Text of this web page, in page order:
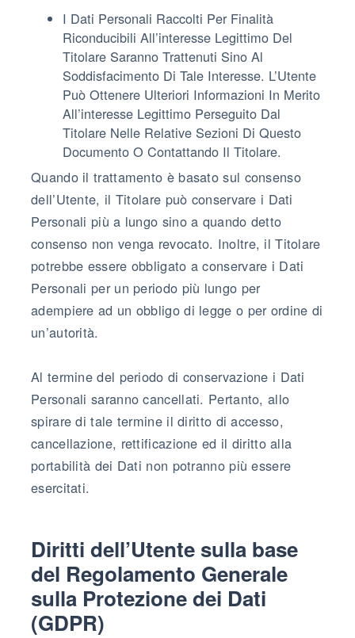
I Dati Personali Raccolti Per Finalità
Riconducibili All’interesse Legittimo Del
Titolare Saranno Trattenuti Sino Al
Soddisfacimento Di Tale Interesse. L’Utente
Può Ottenere Ulteriori Informazioni In Merito
All’interesse Legittimo Perseguito Dal
Titolare Nelle Relative Sezioni Di Questo
Documento O Contattando Il Titolare.
Quando il trattamento è basato sul consenso
dell’Utente, il Titolare può conservare i Dati
Personali più a lungo sino a quando detto
consenso non venga revocato. Inoltre, il Titolare
potrebbe essere obbligato a conservare i Dati
Personali per un periodo più lungo per
adempiere ad un obbligo di legge o per ordine di
un’autorità.
Al termine del periodo di conservazione i Dati
Personali saranno cancellati. Pertanto, allo
spirare di tale termine il diritto di accesso,
cancellazione, rettificazione ed il diritto alla
portabilità dei Dati non potranno più essere
esercitati.
Diritti dell’Utente sulla base
del Regolamento Generale
sulla Protezione dei Dati
(GDPR)